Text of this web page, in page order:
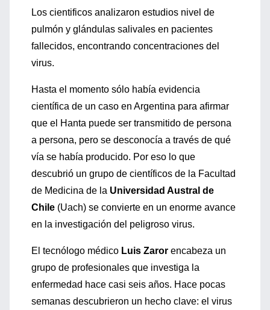
Los cientificos analizaron estudios nivel de
pulmón y glándulas salivales en pacientes
fallecidos, encontrando concentraciones del
virus.
Hasta el momento sólo había evidencia
científica de un caso en Argentina para afirmar
que el Hanta puede ser transmitido de persona
a persona, pero se desconocía a través de qué
vía se había producido. Por eso lo que
descubrió un grupo de científicos de la Facultad
de Medicina de la Universidad Austral de
Chile (Uach) se convierte en un enorme avance
en la investigación del peligroso virus.
El tecnólogo médico Luis Zaror encabeza un
grupo de profesionales que investiga la
enfermedad hace casi seis años. Hace pocas
semanas descubrieron un hecho clave: el virus